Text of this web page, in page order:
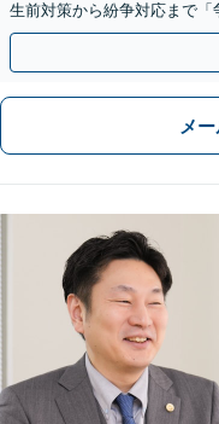
生前対策から紛争対応まで
分】【初回面談無料】
メ